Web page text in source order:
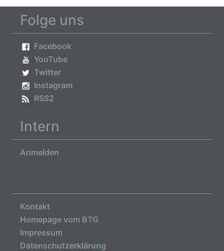
Folge uns
Facebook
YouTube
Twitter
Instagram
RSS2
Intern
Anmelden
Kontakt
Homepage vom BTG
Impressum
Datenschutzerklärung